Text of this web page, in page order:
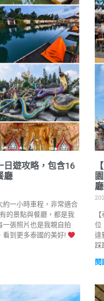
日遊攻略，包含16
廳
約一小時車程，非常適合
的景點與餐廳，都是我
張照片也是我親自拍
看到更多泰國的美好!
位
達
踩
閱